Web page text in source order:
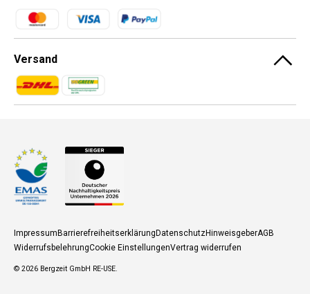
Zahlungsmethoden
Versand
Zahlungsmethoden
Zahlungsmethoden
ImpressumBarrierefreiheitserklärungDatenschutzHinweisgeberAGB
WiderrufsbelehrungCookie EinstellungenVertrag widerrufen
© 2026 Bergzeit GmbH RE-USE.